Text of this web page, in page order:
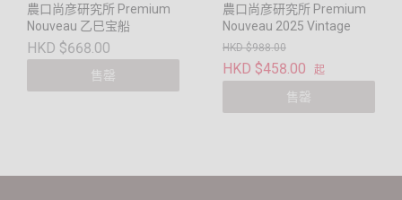
農口尚彦研究所 Premium
Nouveau 乙巳宝船
HKD $668.00
售罄
農口尚彦研究所 Premium
Nouveau 2025 Vintage
HKD $988.00
HKD $458.00 起
售罄